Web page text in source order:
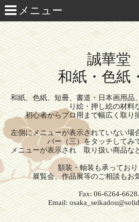
誠華
和紙・色紙
和紙、色紙、短冊、書道・日本画用品
り絵・押し絵の材料
初心者からプロ用まで幅広く取り
左側にメニューが表示されていない
バー（三）をタッチしてみ
メニューが表示され 取り扱い商品な
額装・軸装も承ってお
展覧会、作品展等のご相談もお
Fax: 06-6264-6628.
Email: